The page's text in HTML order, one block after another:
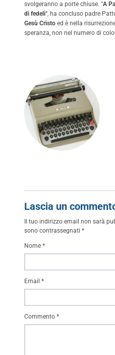
svolgeranno a porte chiuse. “A
di fedeli“, ha concluso padre
Gesù Cristo ed è nella
speranza, non nel numero di
Lascia un
Il tuo indirizzo email non sarà
sono contrassegnati *
Commento *
Nome *
Email *